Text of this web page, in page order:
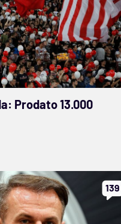
Prodato 13.000
139